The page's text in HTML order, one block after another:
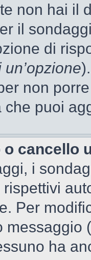
non hai il
il
di
non
puoi
cancello
i
Per
messaggio
ha